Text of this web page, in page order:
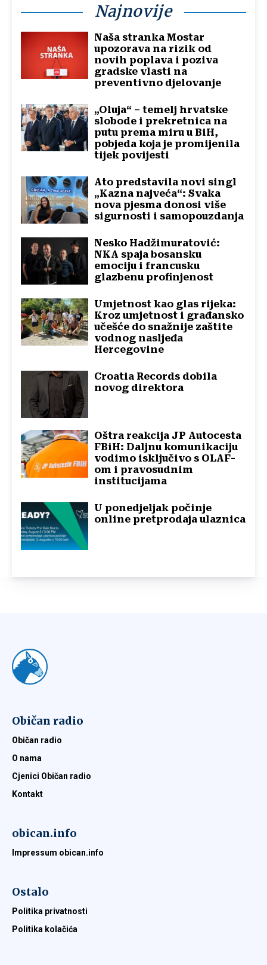
Najnovije
Naša stranka Mostar
upozorava na rizik od
novih poplava i poziva
gradske vlasti na
preventivno djelovanje
„Oluja“ – temelj hrvatske
slobode i prekretnica na
putu prema miru u BiH,
pobjeda koja je promijenila
tijek povijesti
Ato predstavila novi singl
„Kazna najveća“: Svaka
nova pjesma donosi više
sigurnosti i samopouzdanja
Nesko Hadžimuratović:
NKA spaja bosansku
emociju i francusku
glazbenu profinjenost
Umjetnost kao glas rijeka:
Kroz umjetnost i građansko
učešće do snažnije zaštite
vodnog nasljeđa
Hercegovine
Croatia Records dobila
novog direktora
Oštra reakcija JP Autocesta
FBiH: Daljnu komunikaciju
vodimo isključivo s OLAF-
om i pravosudnim
institucijama
U ponedjeljak počinje
online pretprodaja ulaznica
Običan radio
Običan radio
O nama
Cjenici Običan radio
Kontakt
obican.info
Impressum obican.info
Ostalo
Politika privatnosti
Politika kolačića